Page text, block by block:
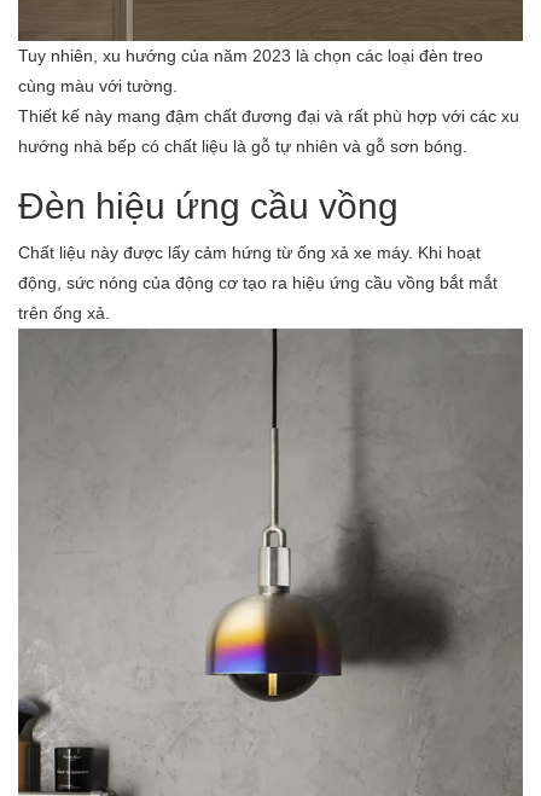
Tuy nhiên, xu hướng của năm 2023 là chọn các loại đèn treo
cùng màu với tường.
Thiết kế này mang đậm chất đương đại và rất phù hợp với các xu
hướng nhà bếp có chất liệu là gỗ tự nhiên và gỗ sơn bóng.
Đèn hiệu ứng cầu vồng
Chất liệu này được lấy cảm hứng từ ống xả xe máy. Khi hoạt
động, sức nóng của động cơ tạo ra hiệu ứng cầu vồng bắt mắt
trên ống xả.